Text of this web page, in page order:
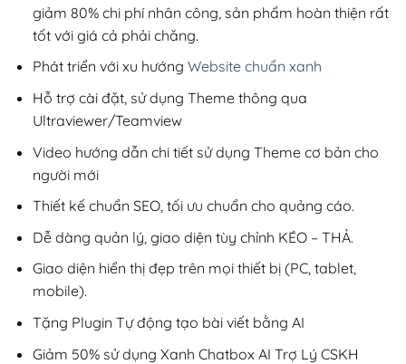
giảm 80% chi phí nhân công, sản phẩm hoàn thiện rất
tốt với giá cả phải chăng.
Phát triển với xu hướng Website chuẩn xanh
Hỗ trợ cài đặt, sử dụng Theme thông qua
Ultraviewer/Teamview
Video hướng dẫn chi tiết sử dụng Theme cơ bản cho
người mới
Thiết kế chuẩn SEO, tối ưu chuẩn cho quảng cáo.
Dễ dàng quản lý, giao diện tùy chỉnh KÉO – THẢ.
Giao diện hiển thị đẹp trên mọi thiết bị (PC, tablet,
mobile).
Tặng Plugin Tự động tạo bài viết bằng AI
Giảm 50% sử dụng Xanh Chatbox AI Trợ Lý CSKH